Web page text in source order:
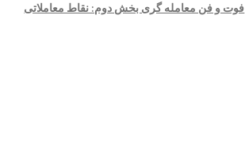
فوت و فن معامله گری بخش دوم: نقاط معاملاتی